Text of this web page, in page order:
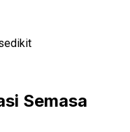
Semasa